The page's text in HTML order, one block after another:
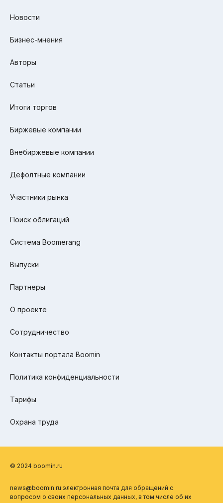
Новости
Бизнес-мнения
Авторы
Статьи
Итоги торгов
Биржевые компании
Внебиржевые компании
Дефолтные компании
Участники рынка
Поиск облигаций
Система Boomerang
Выпуски
Партнеры
О проекте
Сотрудничество
Контакты портала Boomin
Политика конфиденциальности
Тарифы
Охрана труда
© 2024 boomin.ru
news@boomin.ru электронная почта для обращений с
вопросом о своих персональных данных, в том числе об их